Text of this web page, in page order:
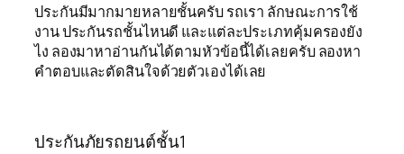
ประกันมีมากมายหลายชั้นครับ รถเรา ลักษณะการใช้
งาน ประกันรถชั้นไหนดี และแต่ละประเภทคุ้มครองยัง
ไง ลองมาหาอ่านกันได้ตามหัวข้อนี้ได้เลยครับ ลองหา
คำตอบและตัดสินใจด้วยตัวเองได้เลย
ประกันภัยรถยนต์ชั้น1